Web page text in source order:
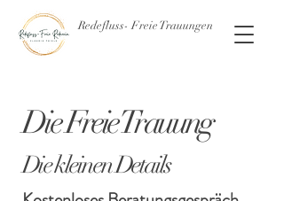
Redefluss- Freie Trauungen
Die Freie Trauung
Die kleinen Details